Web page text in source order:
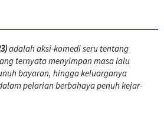
adalah aksi-komedi seru tentang
ternyata menyimpan masa lalu
bayaran, hingga keluarganya
pelarian berbahaya penuh kejar-